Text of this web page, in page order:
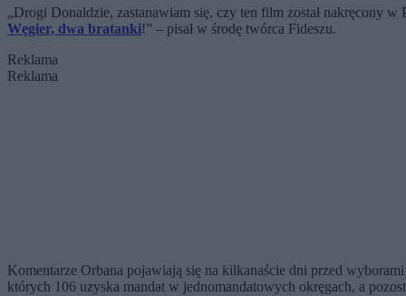
„Drogi Donaldzie, zastanawiam się, czy ten film został nakręcony
Węgier, dwa bratanki!” – pisał w środę twórca Fideszu.
Reklama
Reklama
Komentarze Orbana pojawiają się na kilkanaście dni przed
których 106 uzyska mandat w jednomandatowych okręgach, a